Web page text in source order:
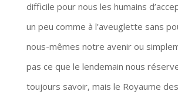
difficile pour nous les humains
un peu comme à l’aveuglette sans
nous-mêmes notre avenir ou
pas ce que le lendemain nous
toujours savoir, mais le Royaume